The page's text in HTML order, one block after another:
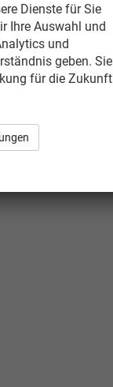
Dienste für Sie
Ihre Auswahl und
und
geben. Sie
für die Zukunft